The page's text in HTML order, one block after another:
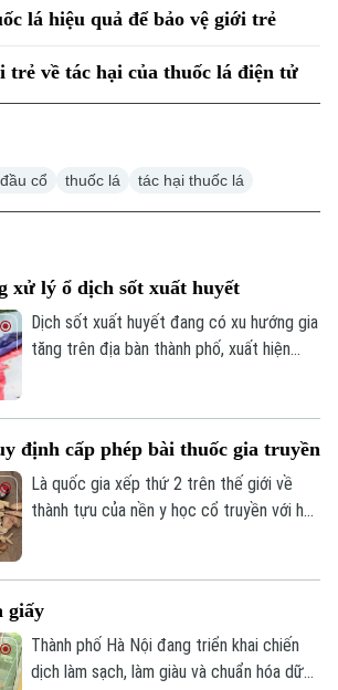
lá hiệu quả để bảo vệ giới trẻ
trẻ về tác hại của thuốc lá điện tử
cổ thuốc lá tác hại thuốc lá
xử lý ổ dịch sốt xuất huyết
Dịch sốt xuất huyết đang có xu hướng gia
tăng trên địa bàn thành phố, xuất hiện
Thọ.
định cấp phép bài thuốc gia truyền
Là quốc gia xếp thứ 2 trên thế giới về
thành tựu của nền y học cổ truyền với hơn
Hà Nội, hiện chỉ có 5 bài thuốc gia truyền
được cấp phép Vướng mắc trong quá
trình cấp phép bài thuốc gia truyền là một
giấy
Thành phố Hà Nội đang triển khai chiến
dịch làm sạch, làm giàu và chuẩn hóa dữ